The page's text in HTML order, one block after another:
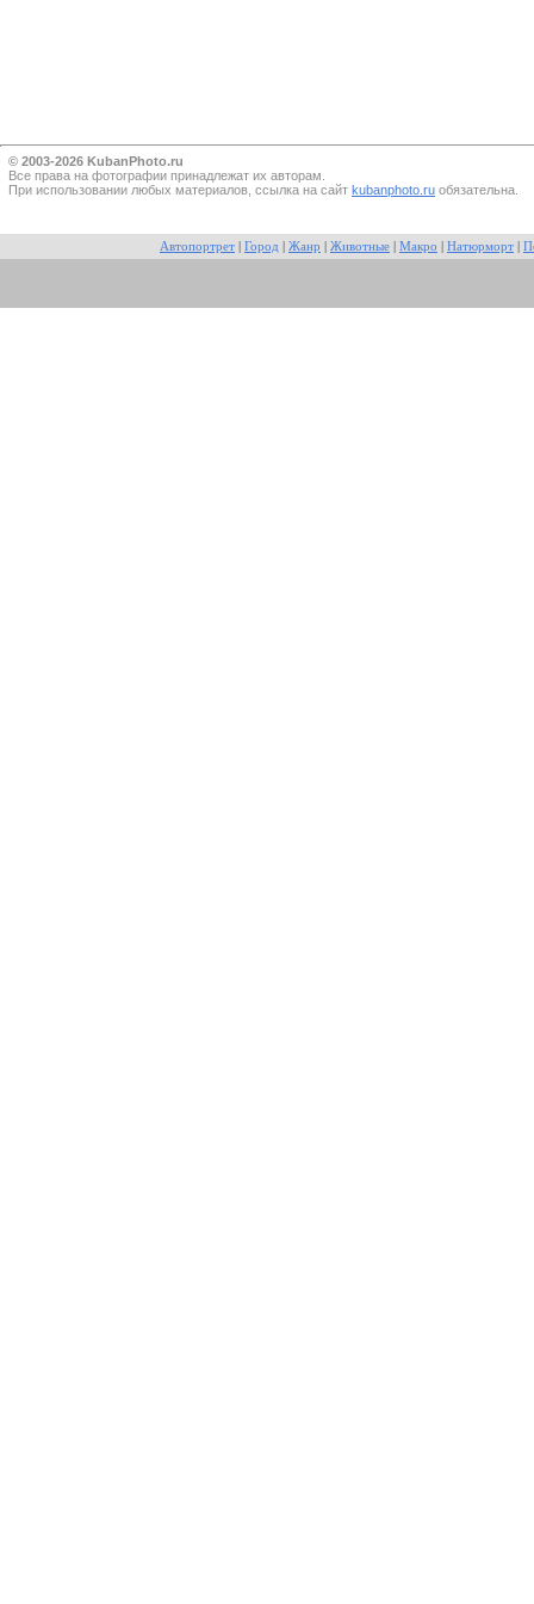
© 2003-2026 KubanPhoto.ru
Все прaва на фотографии принадлежат их авторам.
При использовании любых материалов, ссылка на сайт kubanphoto.ru обязательна.
Автопортрет Город Жанр Животные Макро Натюрморт